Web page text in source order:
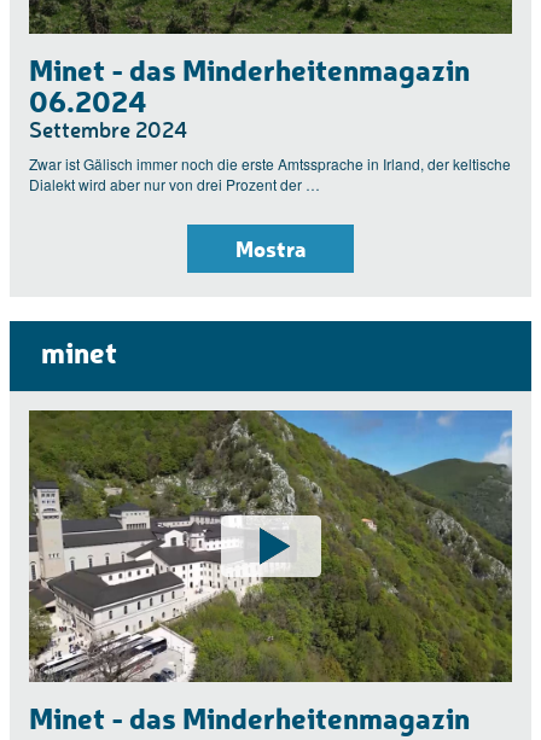
Minet - das Minderheitenmagazin
06.2024
Settembre 2024
Zwar ist Gälisch immer noch die erste Amtssprache in Irland, der keltische
Dialekt wird aber nur von drei Prozent der …
Mostra
minet
Minet - das Minderheitenmagazin